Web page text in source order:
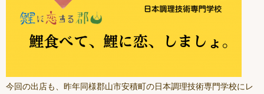
今回の出店も、昨年同様郡山市安積町の日本調理技術専門学校にレ